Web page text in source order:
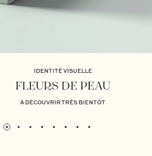
IDENTITÉ VISUELLE
FLEURS DE PEAU
À DÉCOUVRIR TRÈS BIENTÔT